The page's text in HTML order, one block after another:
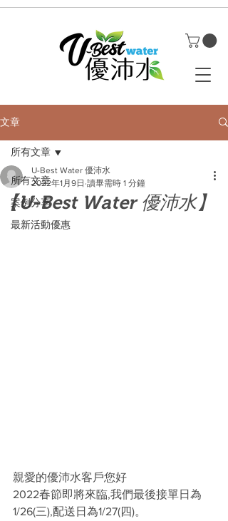
文章
所有文章
案例分享
最新活動優惠
所有文章
【U-Best Water 優沛水】
U-Best Water 優沛水
2022年1月9日 讀畢需時 1 分鐘
親愛的優沛水客戶您好
2022春節即將來臨,我們最後接單日為
1/26(三),配送日為1/27(四)。